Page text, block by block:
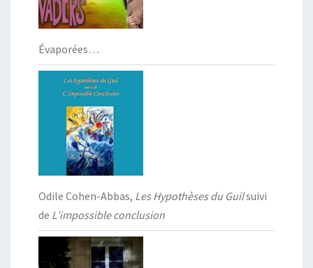
Évaporées…
Odile Cohen-Abbas, Les Hypothèses du Guilsuivi
de L’impossible conclusion